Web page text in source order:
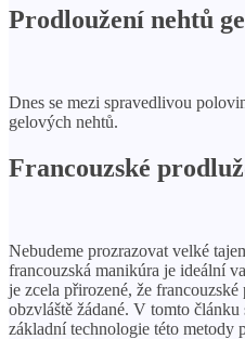
Prodloužení nehtů
Dnes se mezi spravedlivou
gelových nehtů.
Francouzské
Nebudeme prozrazovat velké
francouzská manikúra je ideální
je zcela přirozené, že
obzvláště žádané. V tomto
základní technologie této metody